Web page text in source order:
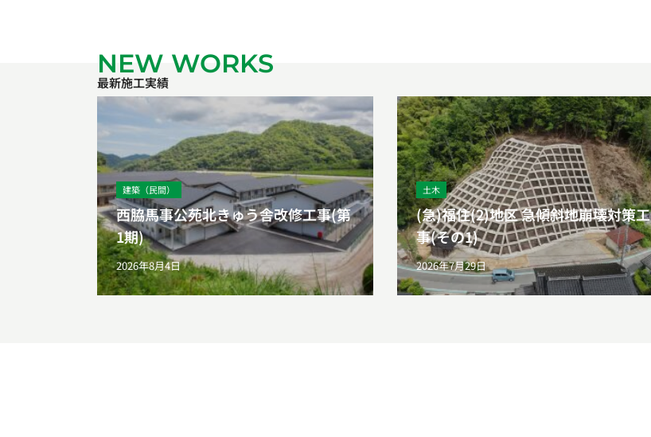
NEW WORKS
最新施工実績
建築（民間）
西脇馬事公苑北きゅう舎改修工事(第
1期)
2026年8月4日
土木
(急)福住(2)地区 急傾斜地崩壊対策工
事(その1)
2026年7月29日